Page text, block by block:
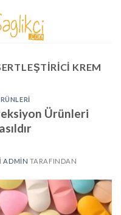
KREM
Ürünleri
ADMIN TARAFINDAN